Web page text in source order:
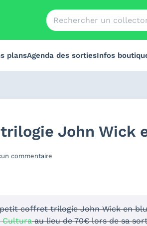
plansAgenda des sortiesInfos
John Wick
commentaire
coffret trilogie John Wick en
Culturaau lieu de 70€ lors de sa